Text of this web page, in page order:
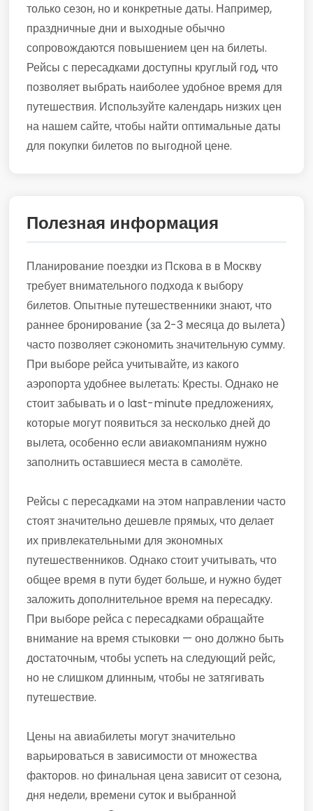
только сезон, но и конкретные даты. Например,
праздничные дни и выходные обычно
сопровождаются повышением цен на билеты.
Рейсы с пересадками доступны круглый год, что
позволяет выбрать наиболее удобное время для
путешествия. Используйте календарь низких цен
на нашем сайте, чтобы найти оптимальные даты
для покупки билетов по выгодной цене.
Полезная информация
Планирование поездки из Пскова в в Москву
требует внимательного подхода к выбору
билетов. Опытные путешественники знают, что
раннее бронирование (за 2-3 месяца до вылета)
часто позволяет сэкономить значительную сумму.
При выборе рейса учитывайте, из какого
аэропорта удобнее вылетать: Кресты. Однако не
стоит забывать и о last-minute предложениях,
которые могут появиться за несколько дней до
вылета, особенно если авиакомпаниям нужно
заполнить оставшиеся места в самолёте.
Рейсы с пересадками на этом направлении часто
стоят значительно дешевле прямых, что делает
их привлекательными для экономных
путешественников. Однако стоит учитывать, что
общее время в пути будет больше, и нужно будет
заложить дополнительное время на пересадку.
При выборе рейса с пересадками обращайте
внимание на время стыковки — оно должно быть
достаточным, чтобы успеть на следующий рейс,
но не слишком длинным, чтобы не затягивать
путешествие.
Цены на авиабилеты могут значительно
варьироваться в зависимости от множества
факторов. но финальная цена зависит от сезона,
дня недели, времени суток и выбранной